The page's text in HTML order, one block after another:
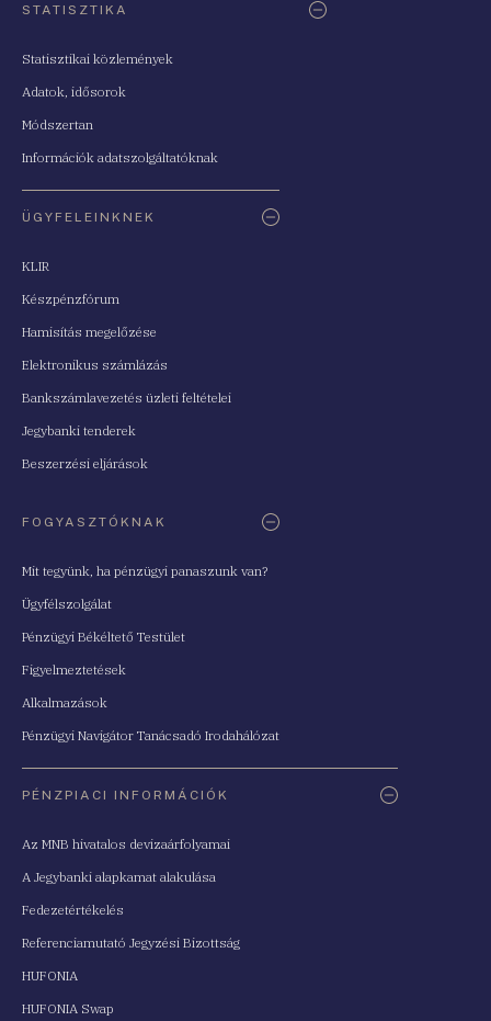
STATISZTIKA
Statisztikai közlemények
Adatok, idősorok
Módszertan
Információk adatszolgáltatóknak
ÜGYFELEINKNEK
KLIR
Készpénzfórum
Hamisítás megelőzése
Elektronikus számlázás
Bankszámlavezetés üzleti feltételei
Jegybanki tenderek
Beszerzési eljárások
FOGYASZTÓKNAK
Mit tegyünk, ha pénzügyi panaszunk van?
Ügyfélszolgálat
Pénzügyi Békéltető Testület
Figyelmeztetések
Alkalmazások
Pénzügyi Navigátor Tanácsadó Irodahálózat
PÉNZPIACI INFORMÁCIÓK
Az MNB hivatalos devizaárfolyamai
A Jegybanki alapkamat alakulása
Fedezetértékelés
Referenciamutató Jegyzési Bizottság
HUFONIA
HUFONIA Swap